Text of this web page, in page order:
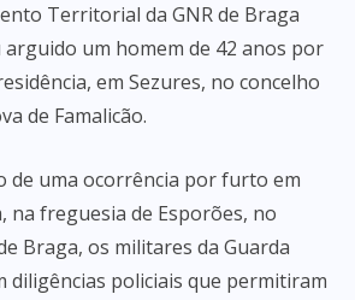
Territorial da GNR de Braga
um homem de 42 anos por
em Sezures, no concelho
de Famalicão.
de uma ocorrência por furto em
na freguesia de Esporões, no
Braga, os militares da Guarda
diligências policiais que permitiram